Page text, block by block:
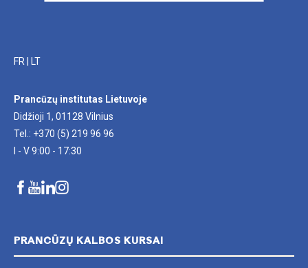
FR LT
Prancūzų institutas Lietuvoje
Didžioji 1, 01128 Vilnius
Tel.: +370 (5) 219 96 96
I - V 9:00 - 17:30
PRANCŪZŲ KALBOS KURSAI